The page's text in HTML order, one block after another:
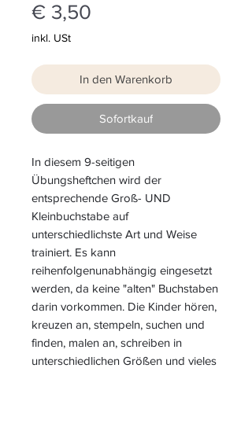
€ 3,50
inkl. USt
In den Warenkorb
Sofortkauf
In diesem 9-seitigen
Übungsheftchen wird der
entsprechende Groß- UND
Kleinbuchstabe auf
unterschiedlichste Art und Weise
trainiert. Es kann
reihenfolgenunabhängig eingesetzt
werden, da keine "alten" Buchstaben
darin vorkommen. Die Kinder hören,
kreuzen an, stempeln, suchen und
finden, malen an, schreiben in
unterschiedlichen Größen und vieles